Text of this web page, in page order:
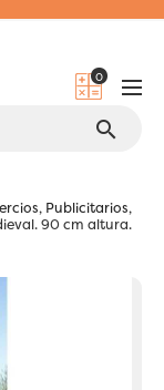
0
search
Publicitarios,
90 cm altura.